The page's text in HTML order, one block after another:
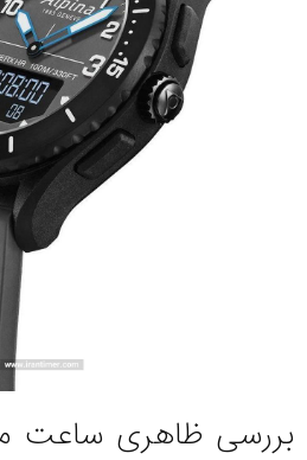
بررسی ظاهری ساعت